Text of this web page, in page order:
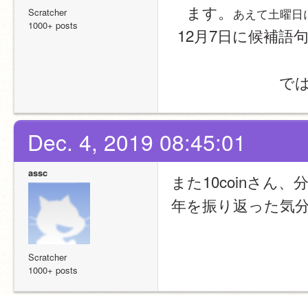
Scratcher
1000+ posts
ます。
あえて土曜
12月7日に候補語
で
Dec. 4, 2019 08:45:01
assc
Scratcher
1000+ posts
また10coinさん、
年を振り返った気